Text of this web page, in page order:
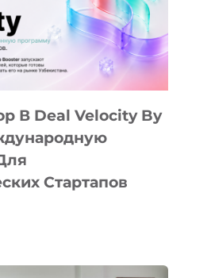
В Deal Velocity By
Стартапов